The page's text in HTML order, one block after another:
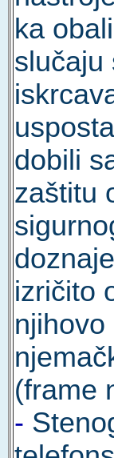
ka
slučaju
dobili
zaštitu
izričito
njihovo
(frame
-